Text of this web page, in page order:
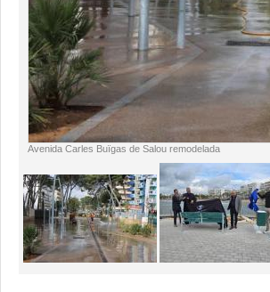
Avenida Carles Buïgas de Salou remodelada